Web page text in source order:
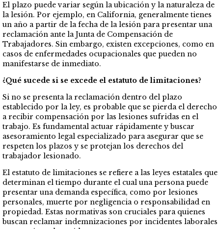
El plazo puede variar según la ubicación y la naturaleza de
la lesión. Por ejemplo, en California, generalmente tienes
un año a partir de la fecha de la lesión para presentar una
reclamación ante la Junta de Compensación de
Trabajadores. Sin embargo, existen excepciones, como en
casos de enfermedades ocupacionales que pueden no
manifestarse de inmediato.
¿Qué sucede si se excede el estatuto de limitaciones?
Si no se presenta la reclamación dentro del plazo
establecido por la ley, es probable que se pierda el derecho
a recibir compensación por las lesiones sufridas en el
trabajo. Es fundamental actuar rápidamente y buscar
asesoramiento legal especializado para asegurar que se
respeten los plazos y se protejan los derechos del
trabajador lesionado.
El estatuto de limitaciones se refiere a las leyes estatales que
determinan el tiempo durante el cual una persona puede
presentar una demanda específica, como por lesiones
personales, muerte por negligencia o responsabilidad en
propiedad. Estas normativas son cruciales para quienes
buscan reclamar indemnizaciones por incidentes laborales